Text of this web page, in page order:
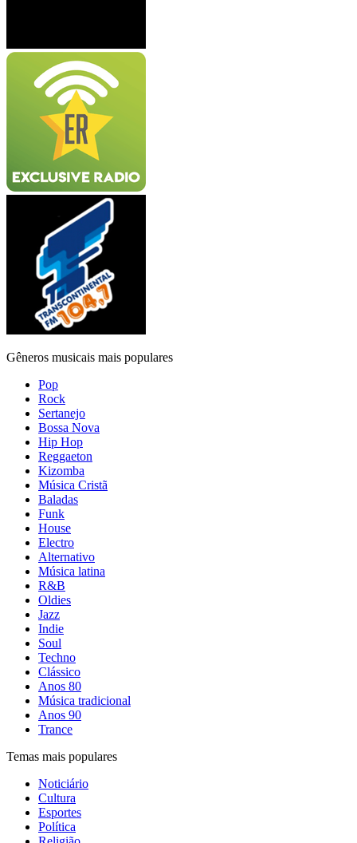
Gêneros musicais mais populares
Pop
Rock
Sertanejo
Bossa Nova
Hip Hop
Reggaeton
Kizomba
Música Cristã
Baladas
Funk
House
Electro
Alternativo
Música latina
R&B
Oldies
Jazz
Indie
Soul
Techno
Clássico
Anos 80
Música tradicional
Anos 90
Trance
Temas mais populares
Noticiário
Cultura
Esportes
Política